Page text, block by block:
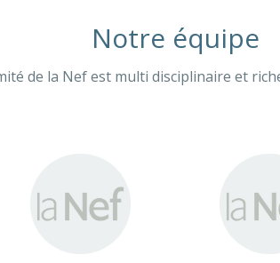
Notre équipe
de la Nef est multi disciplinaire et